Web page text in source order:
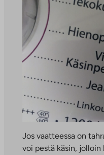
Jos vaatteessa on
voi pestä käsin,